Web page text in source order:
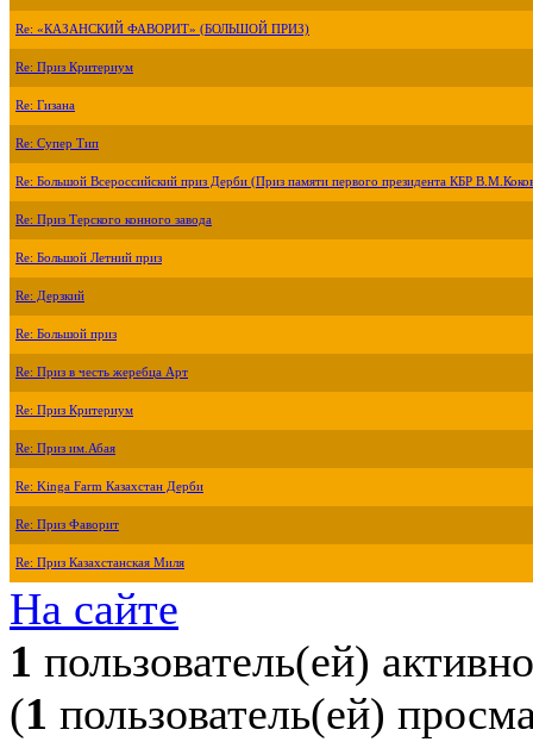
Re: «КАЗАНСКИЙ ФАВОРИТ» (БОЛЬШОЙ ПРИЗ)
Re: Приз Критериум
Re: Гизана
Re: Супер Тип
Re: Большой Всероссийский приз Дерби (Приз памяти первого президента КБР
Re: Приз Терского конного завода
Re: Большой Летний приз
Re: Дерзкий
Re: Большой приз
Re: Приз в честь жеребца Арт
Re: Приз Критериум
Re: Приз им.Абая
Re: Kinga Farm Казахстан Дерби
Re: Приз Фаворит
Re: Приз Казахстанская Миля
На сайте
1 пользователь(ей) активно
(1 пользователь(ей)